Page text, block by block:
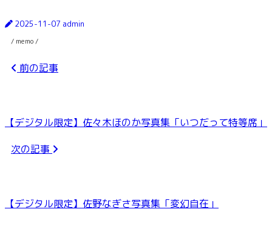
2025-11-07 admin
/ memo /
前の記事
【デジタル限定】佐々木ほのか写真集「いつだって特等席」
次の記事
【デジタル限定】佐野なぎさ写真集「変幻自在」